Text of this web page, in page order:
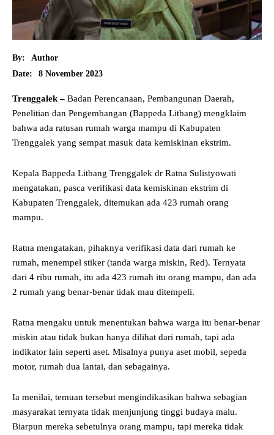
By:
Author
Date:
8 November 2023
Trenggalek – Badan Perencanaan, Pembangunan Daerah,
Penelitian dan Pengembangan (Bappeda Litbang) mengklaim
bahwa ada ratusan rumah warga mampu di Kabupaten
Trenggalek yang sempat masuk data kemiskinan ekstrim.
Kepala Bappeda Litbang Trenggalek dr Ratna Sulistyowati
mengatakan, pasca verifikasi data kemiskinan ekstrim di
Kabupaten Trenggalek, ditemukan ada 423 rumah orang
mampu.
Ratna mengatakan, pihaknya verifikasi data dari rumah ke
rumah, menempel stiker (tanda warga miskin, Red). Ternyata
dari 4 ribu rumah, itu ada 423 rumah itu orang mampu, dan ada
2 rumah yang benar-benar tidak mau ditempeli.
Ratna mengaku untuk menentukan bahwa warga itu benar-benar
miskin atau tidak bukan hanya dilihat dari rumah, tapi ada
indikator lain seperti aset. Misalnya punya aset mobil, sepeda
motor, rumah dua lantai, dan sebagainya.
Ia menilai, temuan tersebut mengindikasikan bahwa sebagian
masyarakat ternyata tidak menjunjung tinggi budaya malu.
Biarpun mereka sebetulnya orang mampu, tapi mereka tidak